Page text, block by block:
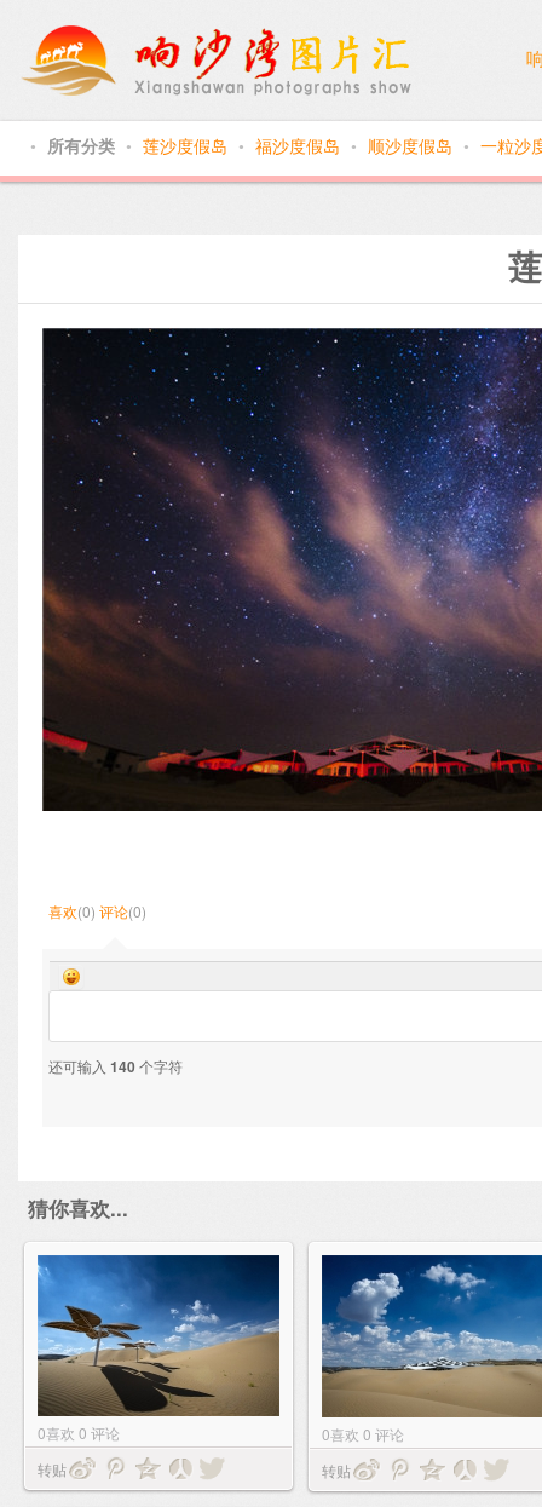
● 所有分类 ● 莲沙度假岛 ● 福沙度假岛 ● 顺沙度假岛 ● 一粒沙
喜欢(0) 评论(0)
还可输入 140个字符
猜你喜欢...
0喜欢 0 评论
转贴
0喜欢 0 评论
转贴